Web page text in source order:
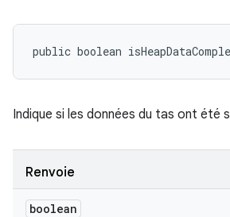
public boolean
Indique si les données du tas ont été
Renvoie
boolean